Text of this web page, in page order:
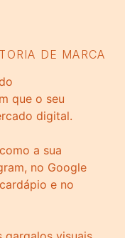
DE MARCA
que o seu
digital.
a sua
no Google
e no